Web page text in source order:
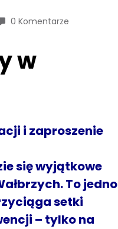
0 Komentarze
w
i zaproszenie
się wyjątkowe
To jedno
setki
– tylko na